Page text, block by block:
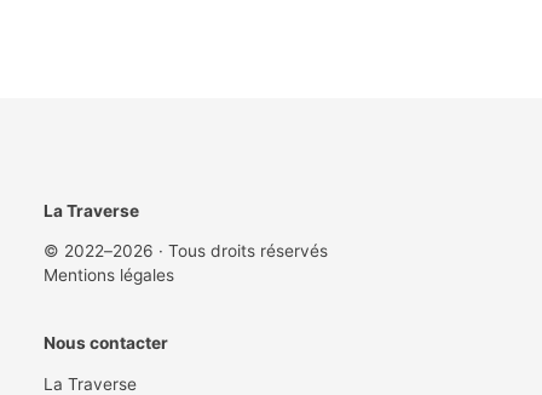
La Traverse
© 2022–2026 · Tous droits réservés
Mentions légales
Nous contacter
La Traverse